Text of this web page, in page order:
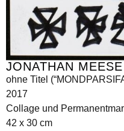
JONATHAN MEESE
ohne Titel
2017
Collage und
42 x 30 cm